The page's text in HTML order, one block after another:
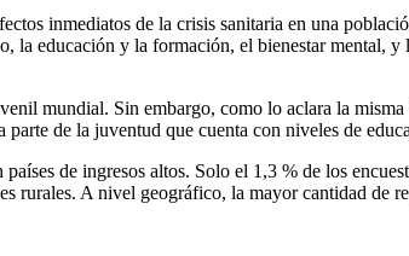
inmediatos de la crisis sanitaria en una
educación y la formación, el bienestar mental,
mundial. Sin embargo, como lo aclara la
de la juventud que cuenta con niveles de
de ingresos altos. Solo el 1,3 % de los
rurales. A nivel geográfico, la mayor cantidad de